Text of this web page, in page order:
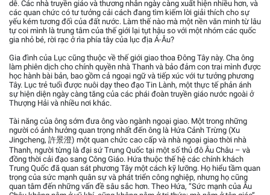
dễ. Các nhà truyền giáo và thương nhân ngày càng xuất hiện nhiều hơn, và
các quan chức có tư tưởng cải cách đang tìm kiếm lời giải thích cho sự
yếu kém tương đối của đất nước. Làm thế nào mà một nền văn minh từ lâu
tự coi mình là trung tâm của thế giới lại tụt hậu so với một nhóm các quốc
gia nhỏ bé, rời rạc ở rìa phía tây của lục địa Á-Âu?
Gia đình của Lục cũng thuộc về thế giới giao thoa Đông Tây này. Cha ông
làm phiên dịch cho chính quyền nhà Thanh và bảo đảm con trai mình được
học hành bài bản, bao gồm cả ngoại ngữ và tiếp xúc với tư tưởng phương
Tây. Lục trẻ tuổi được nuôi dạy theo đạo Tin Lành, một thực tế phản ánh
sự hiện diện ngày càng tăng của các phái đoàn truyền giáo nước ngoài ở
Thượng Hải và nhiều nơi khác.
Tài năng của ông sớm đưa ông vào ngành ngoại giao. Một trong những
người có ảnh hưởng quan trọng nhất đến ông là Hứa Cảnh Trừng (Xu
Jingcheng, 許景澄) một quan chức cao cấp và nhà ngoại giao thời nhà
Thanh, người từng là đại sứ Trung Quốc tại một số thủ đô Âu Châu – và
đồng thời cải đạo sang Công Giáo. Hứa thuộc thế hệ các chính khách
Trung Quốc đã quan sát phương Tây một cách kỹ lưỡng. Họ hiểu tầm quan
trọng của sức mạnh quân sự và phát triển công nghiệp, nhưng họ cũng
quan tâm đến những vấn đề sâu sắc hơn. Theo Hứa, “Sức mạnh của Âu